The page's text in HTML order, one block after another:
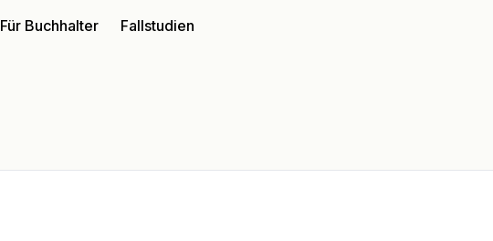
Für Buchhalter Fallstudien